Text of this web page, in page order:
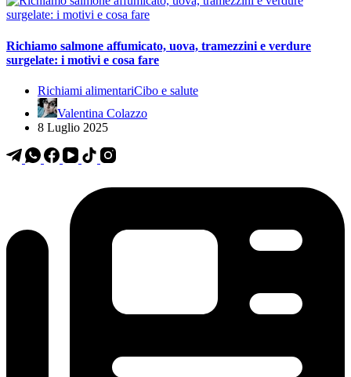
Richiamo salmone affumicato, uova, tramezzini e verdure
surgelate: i motivi e cosa fare
Richiami alimentariCibo e salute
Valentina Colazzo
8 Luglio 2025